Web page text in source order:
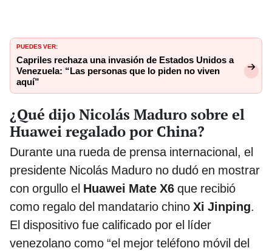
PUEDES VER:
Capriles rechaza una invasión de Estados Unidos a
Venezuela: “Las personas que lo piden no viven
aquí”
¿Qué dijo Nicolás Maduro sobre el
Huawei regalado por China?
Durante una rueda de prensa internacional, el
presidente Nicolás Maduro no dudó en mostrar
con orgullo el Huawei Mate X6 que recibió
como regalo del mandatario chino Xi Jinping.
El dispositivo fue calificado por el líder
venezolano como “el mejor teléfono móvil del